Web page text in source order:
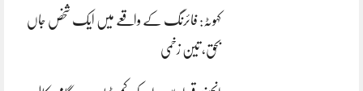
کہوٹہ: فائرنگ کے واقعے میں ایک شخص جاں
بحق، تین زخمی